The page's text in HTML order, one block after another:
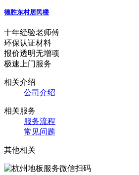
德胜东村居民楼
十年经验老师傅
环保认证材料
报价透明无增项
极速上门服务
相关介绍
公司介绍
相关服务
服务流程
常见问题
其他相关